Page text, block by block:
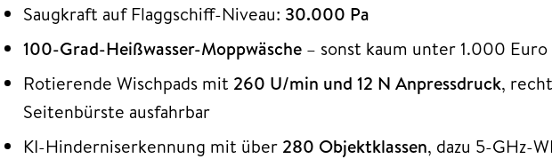
Saugkraft auf Flaggschiff-Niveau: 30.000 Pa
100-Grad-Heißwasser-Moppwäsche – sonst kaum unter 1.000
Rotierende Wischpads mit 260 U/min und 12 N Anpressdruck,
Seitenbürste ausfahrbar
KI-Hinderniserkennung mit über 280 Objektklassen, dazu 5-GHz-